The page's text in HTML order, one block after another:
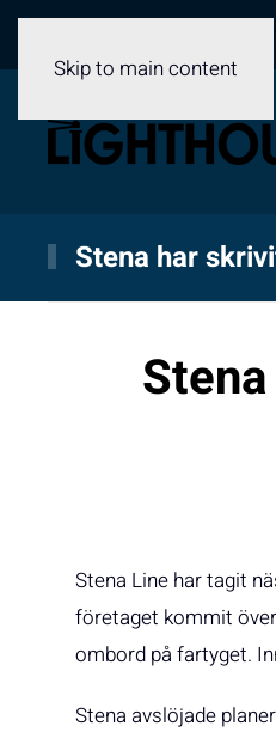
Skip to main content
Stena har
Stena Line har tagit
företaget kommit
ombord på fartyget.
Stena avslöjade